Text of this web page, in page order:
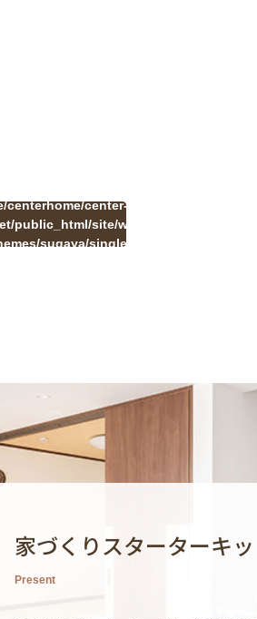
centerhome/center-
public_html/site/wp-
sugaya/single.php
家づくりスターターキ
Present